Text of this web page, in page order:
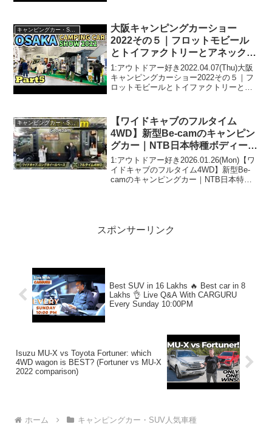
キャンピングカー・SUV人気車種
大阪キャンピングカーショー
2022その５｜フロットモビール
とトイファクトリーとアネックス
とキャンピングカープラザ大阪と
デルタリンクとアドリアとファン
ルーチェとレクビィとインディア
1:アウトドアー好き2022.04.07(Thu)大阪
キャンピングカーショー2022その５｜フ
ロットモビールとトイファクトリーとア
チェとレクビィとインディアナRVとオ
ー...
キャンピングカー・SUV人気車種
【ワイドキャブのフルタイム
4WD】新型Be-camのキャンピン
グカー｜NTB日本特種ボディーの
GeoRoam
1:アウトドアー好き2026.01.26(Mon)【ワ
イドキャブのフルタイム4WD】新型Be-
camのキャンピングカー｜NTB日本特種
スポンサーリンク
Best SUV in 16 Lakhs 🔥 Best car in 8
Lakhs 👌 Live Q&A With CARGURU
Every Sunday 10:00PM
Isuzu MU-X vs Toyota Fortuner: which
4WD wagon is BEST? (Fortuner vs MU-X
2022 comparison)
ホーム キャンピングカー・SUV人気車種